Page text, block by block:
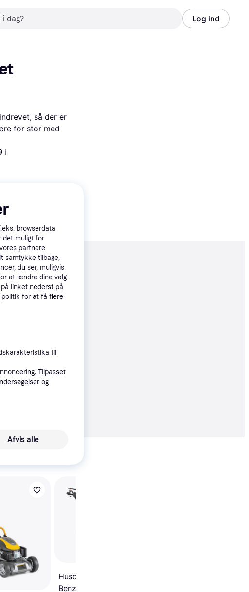
Log ind
så der er
for stor med
i
Promoveret
3.999 kr.
3.999 kr.
Købsgaranti
Husqvarna LC 347VE
Benzindrevet
browserdata
det muligt for
partnere
samtykke tilbage,
du ser, muligvis
at ændre dine valg
linket nederst på
politik for at få flere
til
Tilpasset
og
Afvis alle